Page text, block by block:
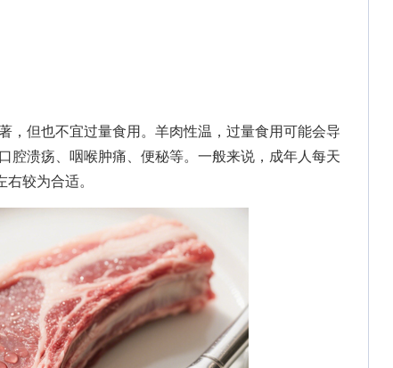
但也不宜过量食用。羊肉性温，过量食用可能会导
腔溃疡、咽喉肿痛、便秘等。一般来说，成年人每天
较为合适。